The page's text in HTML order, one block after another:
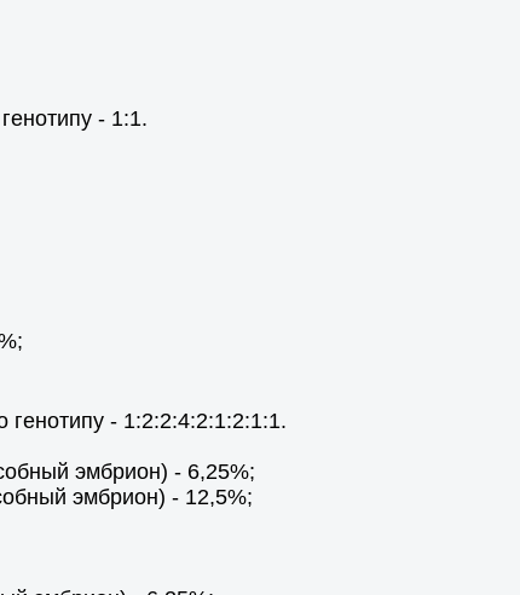
- 1:1.
- 1:2:2:4:2:1:2:1:1.
эмбрион) - 6,25%;
эмбрион) - 12,5%;